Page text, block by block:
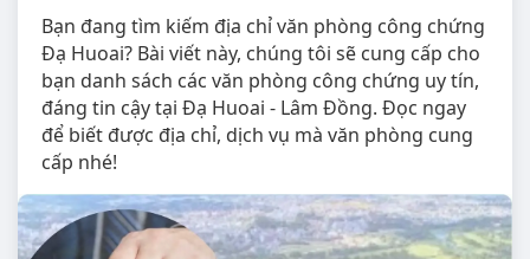
Bạn đang tìm kiếm địa chỉ văn phòng công chứng
Đạ Huoai? Bài viết này, chúng tôi sẽ cung cấp cho
bạn danh sách các văn phòng công chứng uy tín,
đáng tin cậy tại Đạ Huoai - Lâm Đồng. Đọc ngay
để biết được địa chỉ, dịch vụ mà văn phòng cung
cấp nhé!